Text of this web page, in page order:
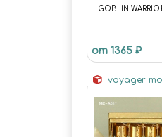
GOBLIN
от 1365 ₽
voyager